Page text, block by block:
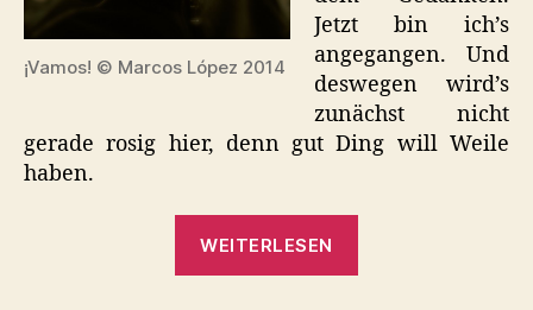
¡Vamos! © Marcos López 2014
Jetzt bin ich’s
angegangen. Und
deswegen wird’s
zunächst nicht
gerade rosig hier, denn gut Ding will Weile
haben.
WEITERLESEN